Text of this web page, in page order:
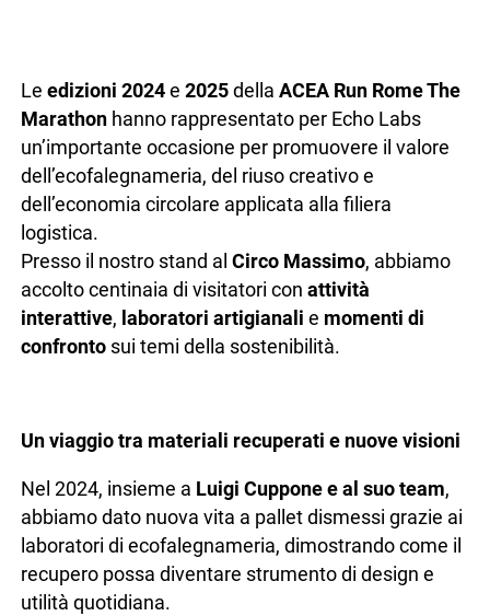
Le edizioni 2024e 2025della ACEA Run Rome The
Marathon hanno rappresentato per Echo Labs
un’importante occasione per promuovere il valore
dell’ecofalegnameria, del riuso creativo e
dell’economia circolare applicata alla filiera
logistica.
Presso il nostro stand al Circo Massimo, abbiamo
accolto centinaia di visitatori con attività
interattive, laboratori artigianali e momenti di
confronto sui temi della sostenibilità.
Un viaggio tra materiali recuperati e nuove visioni
Nel 2024, insieme a Luigi Cuppone e al suo team,
abbiamo dato nuova vita a pallet dismessi grazie ai
laboratori di ecofalegnameria, dimostrando come il
recupero possa diventare strumento di design e
utilità quotidiana.